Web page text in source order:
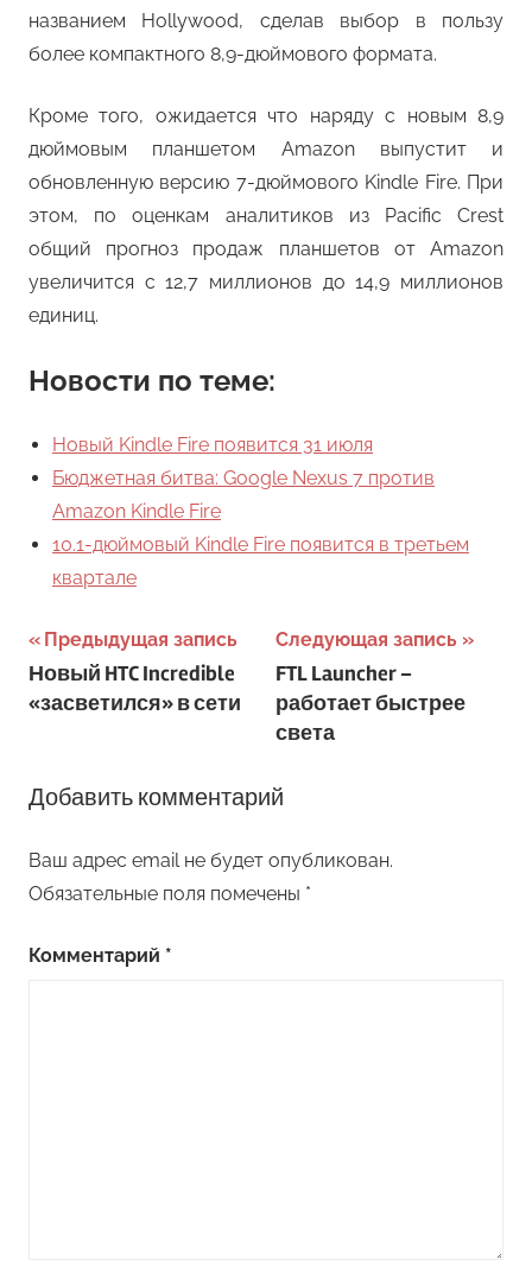
названием Hollywood, сделав выбор в пользу
более компактного 8,9-дюймового формата.
Кроме того, ожидается что наряду с новым 8,9
дюймовым планшетом Amazon выпустит и
обновленную версию 7-дюймового Kindle Fire. При
этом, по оценкам аналитиков из Pacific Crest
общий прогноз продаж планшетов от Amazon
увеличится с 12,7 миллионов до 14,9 миллионов
единиц.
Новости по теме:
Новый Kindle Fire появится 31 июля
Бюджетная битва: Google Nexus 7 против
Amazon Kindle Fire
10.1-дюймовый Kindle Fire появится в третьем
квартале
Навигация
по
Предыдущая запись
Новый HTC Incredible
«засветился» в сети
Следующая запись
FTL Launcher –
работает быстрее
света
Добавить комментарий
Ваш адрес email не будет опубликован.
Обязательные поля помечены *
Комментарий *